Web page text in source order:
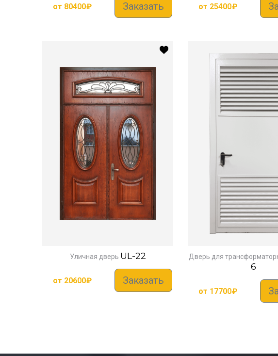
от 80400₽ Заказать от 25400₽
Уличная дверь UL-22
от 20600₽ Заказать
Дверь для
6
от 17700₽